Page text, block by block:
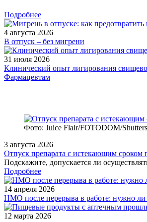
Подробнее
4 августа 2026
В отпуск – без мигрени
31 июля 2026
Клинический опыт лигирования
Фармацевтам
Фото: Juice Flair/FOTODOM/
3 августа 2026
Отпуск препарата с истекающим сроком
Подскажите, допускается ли
Подробнее
14 апреля 2026
НМО после перерыва в работе: нужно ли
12 марта 2026